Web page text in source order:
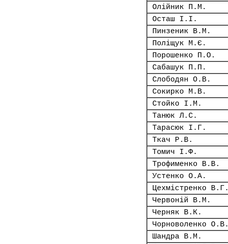
Олійник П.М.
Осташ І.І.
Пинзеник В.М.
Поліщук М.Є.
Порошенко П.О.
Сабашук П.П.
Слободян О.В.
Сокирко М.В.
Стойко І.М.
Танюк Л.С.
Тарасюк І.Г.
Ткач Р.В.
Томич І.Ф.
Трофименко В.В.
Устенко О.А.
Цехмістренко В.Г.
Червоній В.М.
Черняк В.К.
Чорноволенко О.В.
Шандра В.М.